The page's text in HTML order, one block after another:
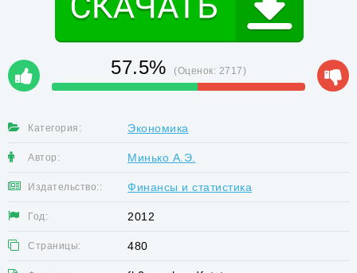
57.5% (Оценок: 2717)
Категория: Экономика
Автор: Минько А.Э.
Издательство:: Финансы и статистика
Год: 2012
Страницы: 480